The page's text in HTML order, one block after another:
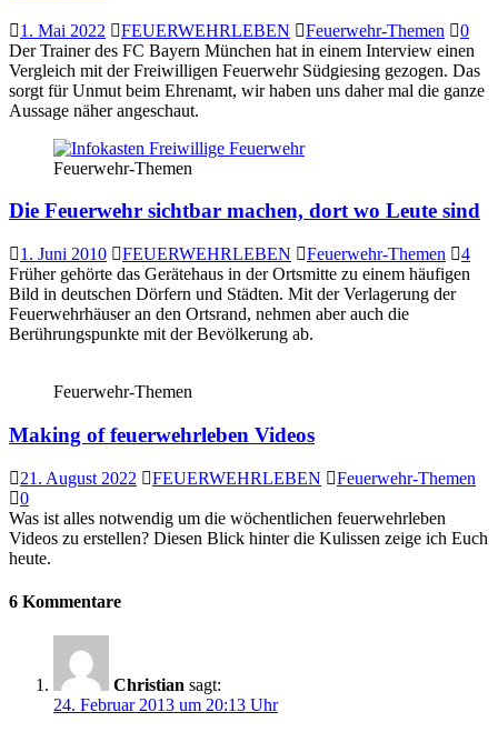
1. Mai 2022 FEUERWEHRLEBEN Feuerwehr-Themen
0
Der Trainer des FC Bayern München hat in einem Interview einen
Vergleich mit der Freiwilligen Feuerwehr Südgiesing gezogen. Das
sorgt für Unmut beim Ehrenamt, wir haben uns daher mal die ganze
Aussage näher angeschaut.
Feuerwehr-Themen
Die Feuerwehr sichtbar machen, dort wo Leute sind
1. Juni 2010 FEUERWEHRLEBEN Feuerwehr-Themen
4
Früher gehörte das Gerätehaus in der Ortsmitte zu einem häufigen
Bild in deutschen Dörfern und Städten. Mit der Verlagerung der
Feuerwehrhäuser an den Ortsrand, nehmen aber auch die
Berührungspunkte mit der Bevölkerung ab.
Feuerwehr-Themen
Making of feuerwehrleben Videos
21. August 2022 FEUERWEHRLEBEN
Feuerwehr-Themen
0
Was ist alles notwendig um die wöchentlichen feuerwehrleben
Videos zu erstellen? Diesen Blick hinter die Kulissen zeige ich Euch
heute.
6 Kommentare
Christian sagt:
24. Februar 2013 um 20:13 Uhr